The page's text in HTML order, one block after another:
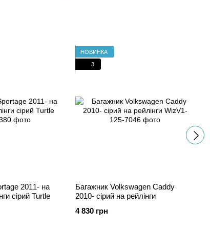
2011- на
cірий Turtle
НОВИНКА
3
Багажник Volkswagen Caddy
2010- сірий на рейлінги
4 830 грн